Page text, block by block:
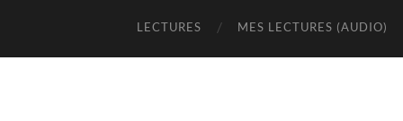
LECTURES MES LECTURES (AUDIO)